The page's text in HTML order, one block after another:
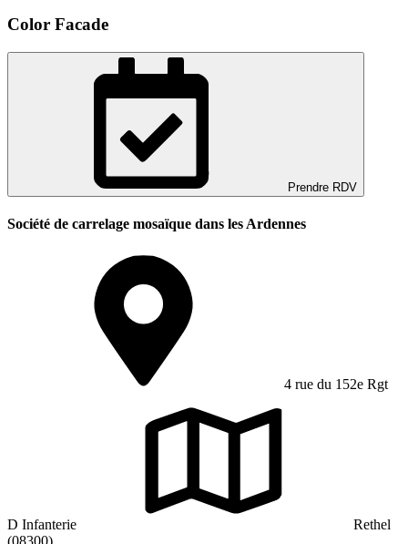
Color Facade
Prendre RDV
Société de carrelage mosaïque dans les Ardennes
4 rue du 152e Rgt
D Infanterie
Rethel
(08300)